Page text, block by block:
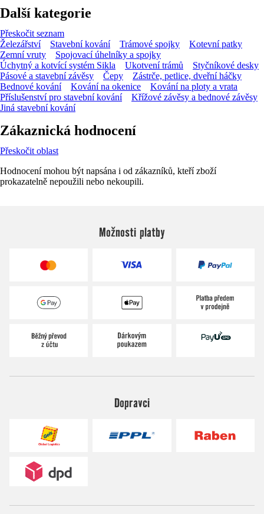
Další kategorie
Přeskočit seznam
Železářství
Stavební kování Trámové spojky
Kotevní patky
Zemní vruty
Spojovací úhelníky a spojky
Úchytný a kotvící systém Sikla
Ukotvení trámů
Styčníkové desky
Pásové a stavební závěsy
Čepy
Zástrče, petlice, dveřní háčky
Bednové kování
Kování na okenice
Kování na ploty a vrata
Příslušenství pro stavební kování
Křížové závěsy a bednové závěsy
Jiná stavební kování
Zákaznická hodnocení
Přeskočit oblast
Hodnocení mohou být napsána i od zákazníků, kteří zboží
prokazatelně nepoužili nebo nekoupili.
Možnosti platby
Dopravci